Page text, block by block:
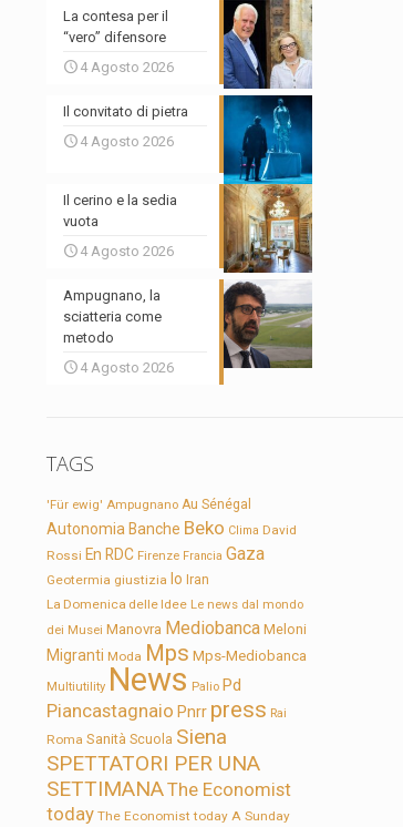
La contesa per il
“vero” difensore
4 Agosto 2026
Il convitato di pietra
4 Agosto 2026
Il cerino e la sedia
vuota
4 Agosto 2026
Ampugnano, la
sciatteria come
metodo
4 Agosto 2026
TAGS
'Für ewig' Ampugnano Au Sénégal
Autonomia Banche Beko Clima David
Rossi En RDC Firenze Francia Gaza
Geotermia giustizia Io Iran
La Domenica delle Idee Le news dal mondo
dei Musei Manovra Mediobanca Meloni
Migranti Moda Mps Mps-Mediobanca
Multiutility News Palio Pd
Piancastagnaio Pnrr press Rai
Roma Sanità Scuola Siena
SPETTATORI PER UNA
SETTIMANAThe Economist
today The Economist today A Sunday